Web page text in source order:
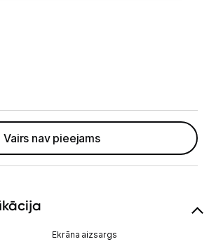
turētāji
kabeļi un adapteri
un aksesuāri
Vairs nav pieejams
Ekrāna aizsargs